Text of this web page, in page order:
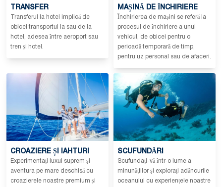
TRANSFER
Transferul la hotel implică de
obicei transportul la sau de la
hotel, adesea între aeroport sau
tren și hotel.
MAȘINĂ DE ÎNCHIRIERE
Închirierea de mașini se referă la
procesul de închiriere a unui
vehicul, de obicei pentru o
perioadă temporară de timp,
pentru uz personal sau de afaceri.
CROAZIERE ȘI IAHTURI
Experimentați luxul suprem și
aventura pe mare deschisă cu
croazierele noastre premium și
SCUFUNDĂRI
Scufundați-vă într-o lume a
minunățiilor și explorați adâncurile
oceanului cu experiențele noastre